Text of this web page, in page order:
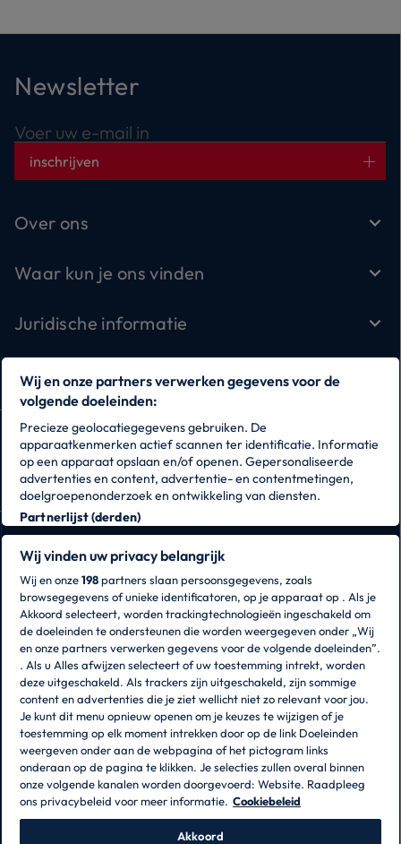
Newsletter
Voer uw e-mail in
inschrijven
Over ons
Waar kun je ons vinden
Juridische informatie
Service
Volg ons
CANDY HOOVER GROUP S.r.I. - een
eenpersoonsvennootschap - HOOFDKANTOOR: Via
Comolli, 57 - 20861 Brugherio (MB) - Italië -
ADMINISTRATIEVE KANTOREN: Via Privata Eden
Fumagalli snc - 20861 Brugherio (MB) en Via Trento nr.
20/A-22 - 20871 Vimercate (MB) - Italië - Tel.:
+39.039.2086.1 - Fax: +39.039.2086.237 -
Aandelenkapitaal € 35.000.000,00 volledig
volgestort - Belastingnummer en inschrijvingsnummer
Handelsregister van Milaan-Monza-Brianza-Lodi
04666310158 - Btw-nr. 00786860965 - REA-nummer:
MB-1033934 - Vergunning IT AEOF 211870 -
Onderneming onder beheer en coördinatie van Candy
Wij en onze partners verwerken gegevens voor de
volgende doeleinden:
Precieze geolocatiegegevens gebruiken. De
apparaatkenmerken actief scannen ter identificatie. Informatie
op een apparaat opslaan en/of openen. Gepersonaliseerde
advertenties en content, advertentie- en contentmetingen,
doelgroepenonderzoek en ontwikkeling van diensten.
Partnerlijst (derden)
Wij vinden uw privacy belangrijk
Wij en onze198partners slaan persoonsgegevens, zoals
browsegegevens of unieke identificatoren, op je apparaat op . Als je
Akkoord selecteert, worden trackingtechnologieën ingeschakeld om
de doeleinden te ondersteunen die worden weergegeven onder „Wij
en onze partners verwerken gegevens voor de volgende doeleinden”.
. Als u Alles afwijzen selecteert of uw toestemming intrekt, worden
deze uitgeschakeld. Als trackers zijn uitgeschakeld, zijn sommige
content en advertenties die je ziet wellicht niet zo relevant voor jou.
Je kunt dit menu opnieuw openen om je keuzes te wijzigen of je
toestemming op elk moment intrekken door op de link Doeleinden
weergeven onder aan de webpagina of het pictogram links
onderaan op de pagina te klikken. Je selecties zullen overal binnen
onze volgende kanalen worden doorgevoerd: Website. Raadpleeg
ons privacybeleid voor meer informatie. Cookiebeleid
Akkoord